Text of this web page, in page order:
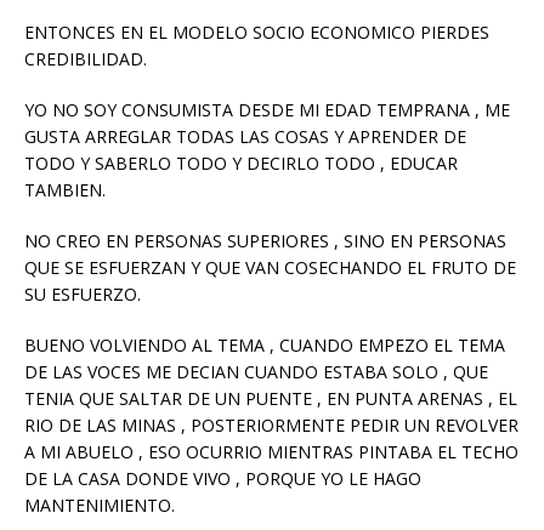
ENTONCES EN EL MODELO SOCIO ECONOMICO PIERDES
CREDIBILIDAD.
YO NO SOY CONSUMISTA DESDE MI EDAD TEMPRANA , ME
GUSTA ARREGLAR TODAS LAS COSAS Y APRENDER DE
TODO Y SABERLO TODO Y DECIRLO TODO , EDUCAR
TAMBIEN.
NO CREO EN PERSONAS SUPERIORES , SINO EN PERSONAS
QUE SE ESFUERZAN Y QUE VAN COSECHANDO EL FRUTO DE
SU ESFUERZO.
BUENO VOLVIENDO AL TEMA , CUANDO EMPEZO EL TEMA
DE LAS VOCES ME DECIAN CUANDO ESTABA SOLO , QUE
TENIA QUE SALTAR DE UN PUENTE , EN PUNTA ARENAS , EL
RIO DE LAS MINAS , POSTERIORMENTE PEDIR UN REVOLVER
A MI ABUELO , ESO OCURRIO MIENTRAS PINTABA EL TECHO
DE LA CASA DONDE VIVO , PORQUE YO LE HAGO
MANTENIMIENTO.